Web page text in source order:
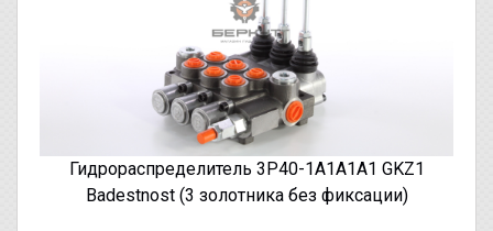
Гидрораспределитель 3Р40-1А1А1А1 GKZ1
Badestnost (3 золотника без фиксации)